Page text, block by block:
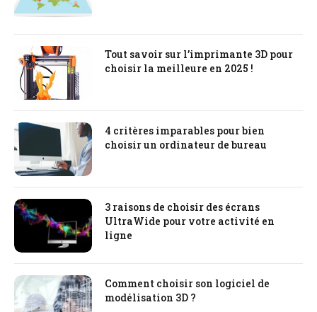
Tout savoir sur l’imprimante 3D pour
choisir la meilleure en 2025 !
4 critères imparables pour bien
choisir un ordinateur de bureau
3 raisons de choisir des écrans
UltraWide pour votre activité en
ligne
Comment choisir son logiciel de
modélisation 3D ?